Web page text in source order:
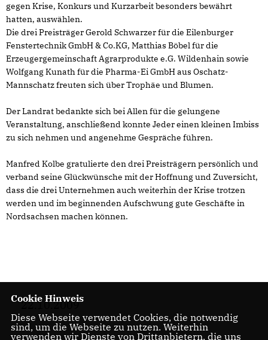
gegen Krise, Konkurs und Kurzarbeit besonders bewährt
hatten, auswählen.
Die drei Preisträger Gerold Schwarzer für die Eilenburger
Fenstertechnik GmbH & Co.KG, Matthias Böbel für die
Erzeugergemeinschaft Agrarprodukte e.G. Wildenhain sowie
Wolfgang Kunath für die Pharma-Ei GmbH aus Oschatz-
Mannschatz freuten sich über Trophäe und Blumen.
Der Landrat bedankte sich bei Allen für die gelungene
Veranstaltung, anschließend konnte Jeder einen kleinen Imbiss
zu sich nehmen und angenehme Gespräche führen.
Manfred Kolbe gratulierte den drei Preisträgern persönlich und
verband seine Glückwünsche mit der Hoffnung und Zuversicht,
dass die drei Unternehmen auch weiterhin der Krise trotzen
werden und im beginnenden Aufschwung gute Geschäfte in
Nordsachsen machen können.
22.10.2009
Cookie Hinweis
Diese Webseite verwendet Cookies, die notwendig
sind, um die Webseite zu nutzen. Weiterhin
verwenden wir Dienste von Drittanbietern, die uns